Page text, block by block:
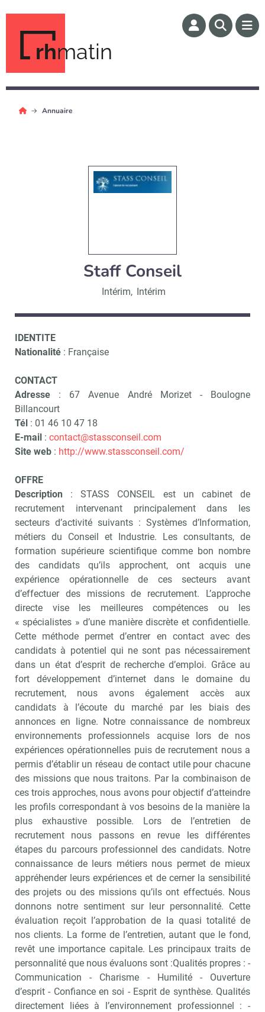
rhmatin
Annuaire
Staff Conseil
Intérim, Intérim
IDENTITE
Nationalité : Française
CONTACT
Adresse : 67 Avenue André Morizet - Boulogne
Billancourt
Tél : 01 46 10 47 18
E-mail : contact@stassconseil.com
Site web : http://www.stassconseil.com/
OFFRE
Description : STASS CONSEIL est un cabinet de
recrutement intervenant principalement dans les
secteurs d’activité suivants : Systèmes d’Information,
métiers du Conseil et Industrie. Les consultants, de
formation supérieure scientifique comme bon nombre
des candidats qu’ils approchent, ont acquis une
expérience opérationnelle de ces secteurs avant
d’effectuer des missions de recrutement. L’approche
directe vise les meilleures compétences ou les
« spécialistes » d’une manière discrète et confidentielle.
Cette méthode permet d’entrer en contact avec des
candidats à potentiel qui ne sont pas nécessairement
dans un état d’esprit de recherche d’emploi. Grâce au
fort développement d’internet dans le domaine du
recrutement, nous avons également accès aux
candidats à l’écoute du marché par les biais des
annonces en ligne. Notre connaissance de nombreux
environnements professionnels acquise lors de nos
expériences opérationnelles puis de recrutement nous a
permis d’établir un réseau de contact utile pour chacune
des missions que nous traitons. Par la combinaison de
ces trois approches, nous avons pour objectif d’atteindre
les profils correspondant à vos besoins de la manière la
plus exhaustive possible. Lors de l’entretien de
recrutement nous passons en revue les différentes
étapes du parcours professionnel des candidats. Notre
connaissance de leurs métiers nous permet de mieux
appréhender leurs expériences et de cerner la sensibilité
des projets ou des missions qu’ils ont effectués. Nous
donnons notre sentiment sur leur personnalité. Cette
évaluation reçoit l’approbation de la quasi totalité de
nos clients. La forme de l’entretien, autant que le fond,
revêt une importance capitale. Les principaux traits de
personnalité que nous évaluons sont :Qualités propres : -
Communication - Charisme - Humilité - Ouverture
d’esprit - Confiance en soi - Esprit de synthèse. Qualités
directement liées à l’environnement professionnel : -